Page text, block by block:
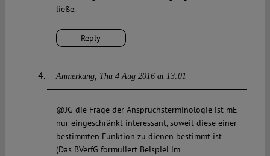
Reply
ließe.
Anmerkung Thu 4 Aug 2016 at 13:01
@JG die Frage der Anspruchsterminologie ist mE
nur eingeschränkt interessant, soweit diese einer
bestimmten Funktion zu dienen bestimmt ist
(Das BVerfG formuliert Beispiel im